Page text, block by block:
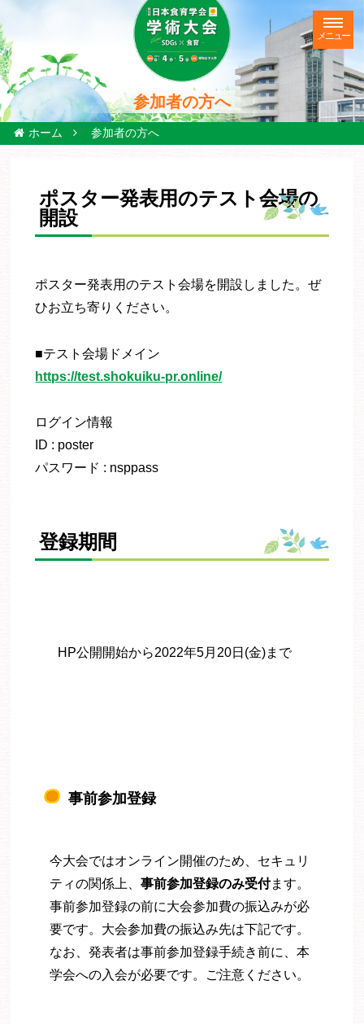
参加者の方へ
ホーム 参加者の方へ
ポスター発表用のテスト会場の
開設
ポスター発表用のテスト会場を開設しました。ぜ
ひお立ち寄りください。
■テスト会場ドメイン
https://test.shokuiku-pr.online/
ログイン情報
ID : poster
パスワード : nsppass
登録期間
HP公開開始から2022年5月20日(金)まで
事前参加登録
今大会ではオンライン開催のため、セキュリ
ティの関係上、事前参加登録のみ受付ます。
事前参加登録の前に大会参加費の振込みが必
要です。大会参加費の振込み先は下記です。
なお、発表者は事前参加登録手続き前に、本
学会への入会が必要です。ご注意ください。